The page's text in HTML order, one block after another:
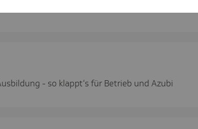
Deutsch­lands Studie­ren­den?
- so klappt‘s für Betrieb und Azubi